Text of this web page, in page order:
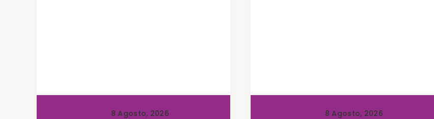
8 Agosto, 2026 8 Agosto, 2026